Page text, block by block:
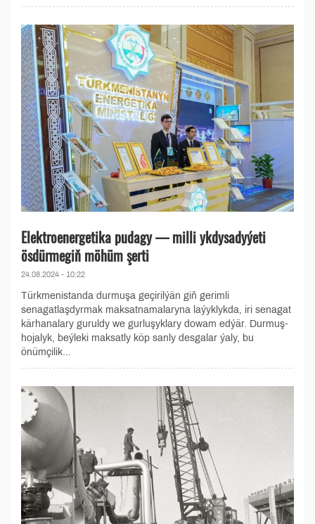
Elektroenergetika pudagy — milli ykdysadyýeti
ösdürmegiň möhüm şerti
24.08.2024 - 10:22
Türkmenistanda durmuşa geçirilýän giň gerimli
senagatlaşdyrmak maksatnamalaryna laýyklykda, iri senagat
kärhanalary guruldy we gurluşyklary dowam edýär. Durmuş-
hojalyk, beýleki maksatly köp sanly desgalar ýaly, bu
önümçilik...